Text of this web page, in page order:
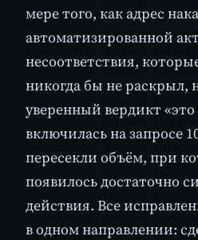
мере того, как адрес
автоматизированной
несоответствия,
никогда бы не раскрыл,
уверенный вердикт
включилась на запросе
пересекли объём, при
появилось достаточно
действия. Все
в одном направлении: